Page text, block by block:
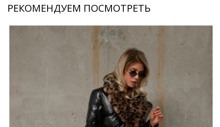
РЕКОМЕНДУЕМ ПОСМОТРЕТЬ